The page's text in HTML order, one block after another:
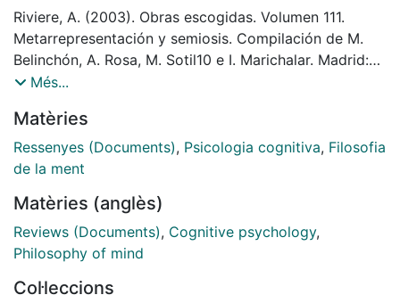
Riviere, A. (2003). Obras escogidas. Volumen 111.
Metarrepresentación y semiosis. Compilación de M.
Belinchón, A. Rosa, M. Sotil10 e I. Marichalar. Madrid:
Editorial Médica Panamericana. El libro de Ángel
uno se da cuenta de que un pensador tan brillante
como Angel ya no podrá seguir ofreciéndonos sus
ideas
Més...
Matèries
Ressenyes (Documents), Psicologia cognitiva, Filosofia
de la ment
Matèries (anglès)
Reviews (Documents), Cognitive psychology,
Philosophy of mind
Col·leccions